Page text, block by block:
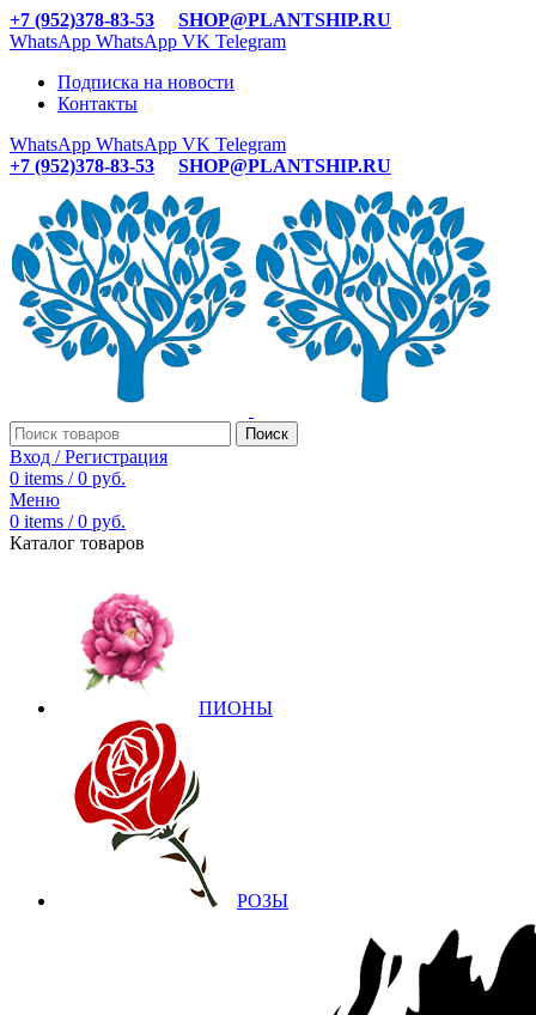
+7 (952)378-83-53
SHOP@PLANTSHIP.RU
WhatsApp WhatsApp VK Telegram
Подписка на новости
Контакты
WhatsApp WhatsApp VK Telegram
+7 (952)378-83-53
SHOP@PLANTSHIP.RU
Поиск
Вход / Регистрация
0 items / 0 руб.
Меню
0 items / 0 руб.
Каталог товаров
ПИОНЫ
РОЗЫ